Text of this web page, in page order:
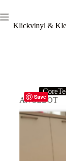
Inhalt
springenKlickvinyl &
Save
ANGEBOT